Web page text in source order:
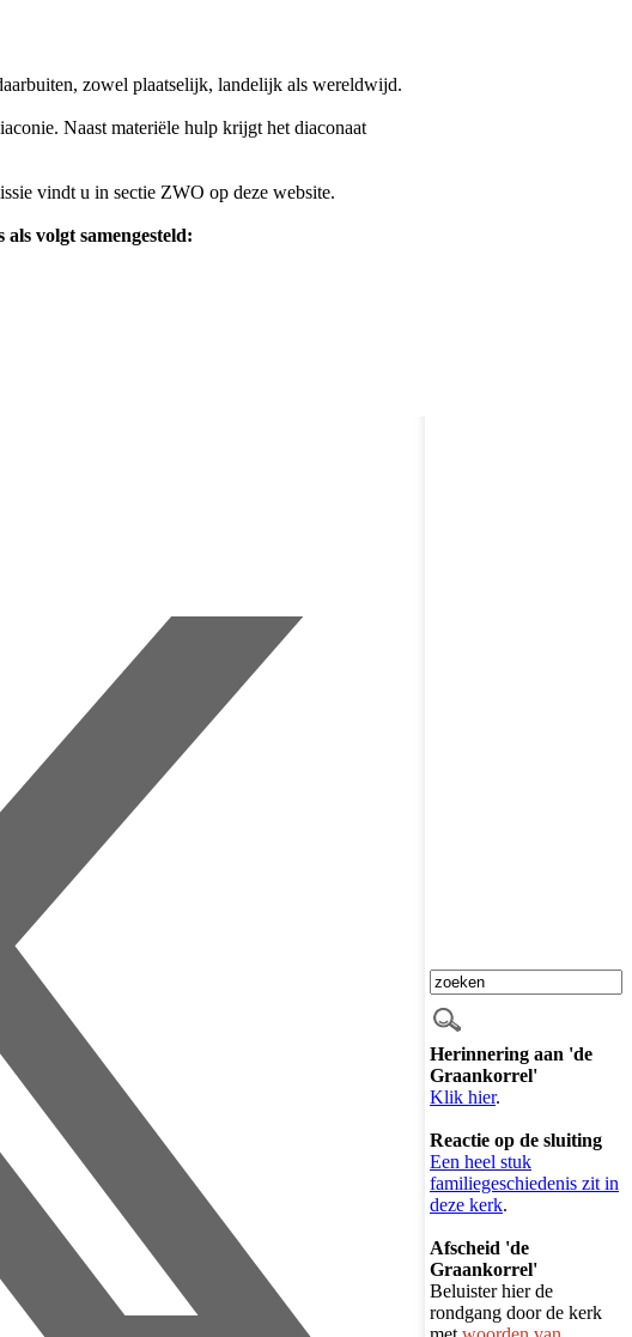
zowel plaatselijk, landelijk als wereldwijd.
Naast materiële hulp krijgt het diaconaat
vindt u in sectie ZWO op deze website.
volgt samengesteld:
Herinnering aan 'de
Graankorrel'
Klik hier.
Reactie op de sluiting
Een heel stuk
familiegeschiedenis zit in
deze kerk.
Afscheid 'de
Graankorrel'
Beluister hier de
rondgang door de kerk